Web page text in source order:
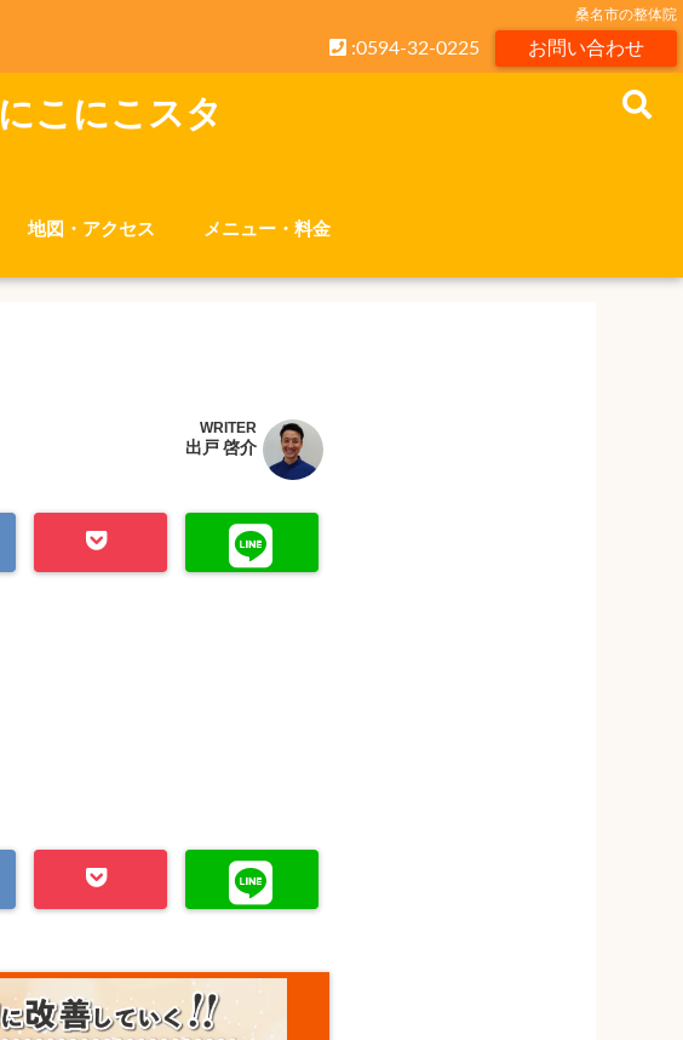
桑名市の整体院
お問い合わせ
:0594-32-0225
こにこスタ
地図・アクセス メニュー・料金
WRITER
出戸 啓介